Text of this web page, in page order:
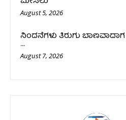
August 5, 2026
ನಿಂದನೆಗಳು ತಿರುಗು ಬಾಣವಾದಾಗ
…
August 7, 2026